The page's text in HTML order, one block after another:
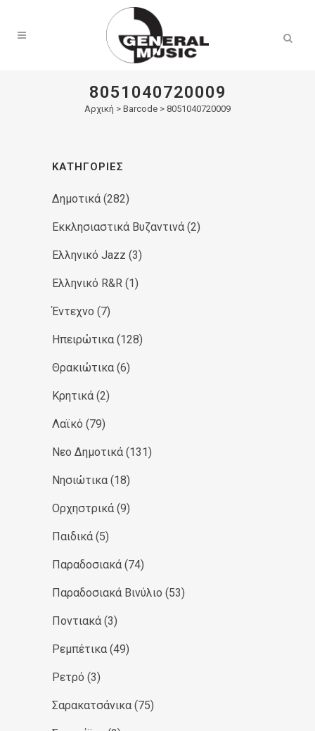
8051040720009
Αρχική > Barcode > 8051040720009
ΚΑΤΗΓΟΡΊΕΣ
Δημοτικά (282)
Εκκλησιαστικά Βυζαντινά (2)
Ελληνικό Jazz (3)
Ελληνικό R&R (1)
Έντεχνο (7)
Ηπειρώτικα (128)
Θρακιώτικα (6)
Κρητικά (2)
Λαϊκό (79)
Νεο Δημοτικά (131)
Νησιώτικα (18)
Ορχηστρικά (9)
Παιδικά (5)
Παραδοσιακά (74)
Παραδοσιακά Βινύλιο (53)
Ποντιακά (3)
Ρεμπέτικα (49)
Ρετρό (3)
Σαρακατσάνικα (75)